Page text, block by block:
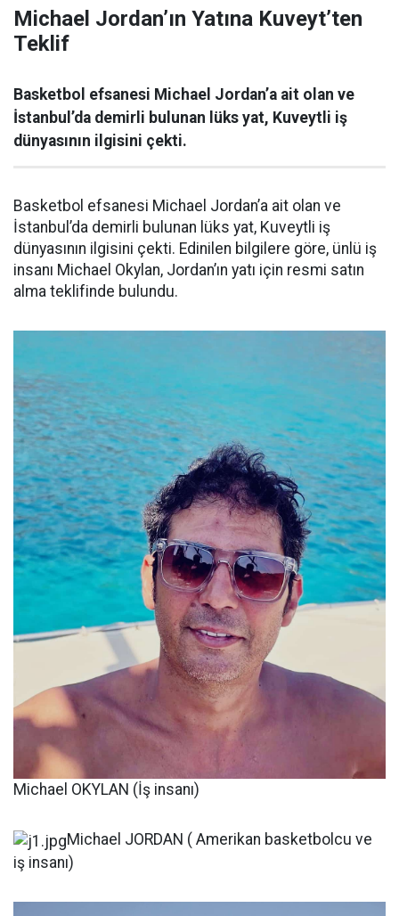
Michael Jordan’ın Yatına Kuveyt’ten
Teklif
Basketbol efsanesi Michael Jordan’a ait olan ve
İstanbul’da demirli bulunan lüks yat, Kuveytli iş
dünyasının ilgisini çekti.
Basketbol efsanesi Michael Jordan’a ait olan ve
İstanbul’da demirli bulunan lüks yat, Kuveytli iş
dünyasının ilgisini çekti. Edinilen bilgilere göre, ünlü iş
insanı Michael Okylan, Jordan’ın yatı için resmi satın
alma teklifinde bulundu.
Michael OKYLAN (İş insanı)
Michael JORDAN ( Amerikan basketbolcu ve
iş insanı)